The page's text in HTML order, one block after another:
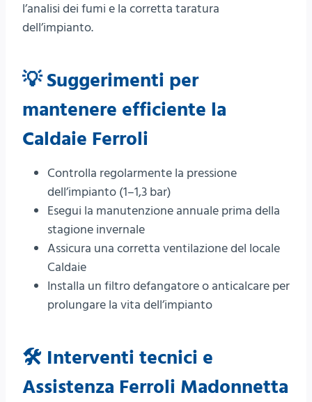
l’analisi dei fumi e la corretta taratura
dell’impianto.
💡 Suggerimenti per
mantenere efficiente la
Caldaie Ferroli
Controlla regolarmente la pressione
dell’impianto (1–1,3 bar)
Esegui la manutenzione annuale prima della
stagione invernale
Assicura una corretta ventilazione del locale
Caldaie
Installa un filtro defangatore o anticalcare per
prolungare la vita dell’impianto
🛠️ Interventi tecnici e
Assistenza Ferroli Madonnetta